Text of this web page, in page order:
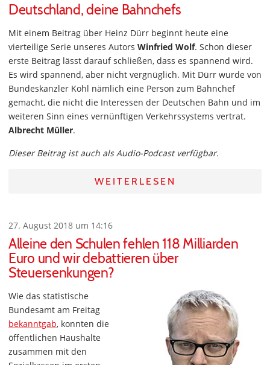
Deutschland, deine Bahnchefs
Mit einem Beitrag über Heinz Dürr beginnt heute eine
vierteilige Serie unseres Autors Winfried Wolf. Schon dieser
erste Beitrag lässt darauf schließen, dass es spannend wird.
Es wird spannend, aber nicht vergnüglich. Mit Dürr wurde von
Bundeskanzler Kohl nämlich eine Person zum Bahnchef
gemacht, die nicht die Interessen der Deutschen Bahn und im
weiteren Sinn eines vernünftigen Verkehrssystems vertrat.
Albrecht Müller.
Dieser Beitrag ist auch als Audio-Podcast verfügbar.
WEITERLESEN
27. August 2018 um 14:16
Alleine den Schulen fehlen 118 Milliarden
Euro und wir debattieren über
Steuersenkungen?
Wie das statistische
Bundesamt am Freitag
bekanntgab, konnten die
öffentlichen Haushalte
zusammen mit den